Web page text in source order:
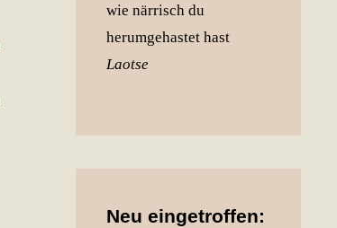
wie närrisch du
herumgehastet hast
Laotse
Neu eingetroffen: